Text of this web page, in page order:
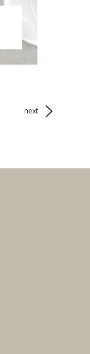
next